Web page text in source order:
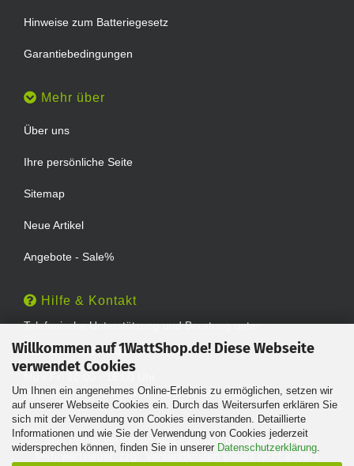
Willkommen auf 1WattShop.de! Diese Webseite
verwendet Cookies
Um Ihnen ein angenehmes Online-Erlebnis zu ermöglichen, setzen wir
auf unserer Webseite Cookies ein. Durch das Weitersurfen erklären Sie
sich mit der Verwendung von Cookies einverstanden. Detaillierte
Informationen und wie Sie der Verwendung von Cookies jederzeit
widersprechen können, finden Sie in unserer Datenschutzerklärung.
Hinweise zum Batteriegesetz
Garantiebedingungen
Mehr über
Über uns
Ihre persönliche Seite
Sitemap
Neue Artikel
Angebote - Sale%
Hilfe & Kontakt
Telefonische Unterstützung und Beratung unter:
TEL: 0202 - 29994539
Geprüfter Online Shop mit Geld-zurück-Garantie.
Alle Preise verstehen sich inklusive der gesetzlichen
Mehrwertsteuer, zzgl.
soweit nicht anders